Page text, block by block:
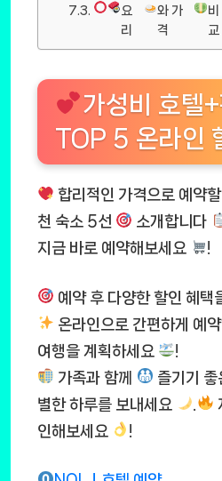
요
리
와 가
격
비
교
가성비 호텔
TOP 5 온라인
합리적인 가격으로 예약
천 숙소 5선
소개합니다
지금 바로 예약해보세요
!
예약 후 다양한 할인 혜택
온라인으로 간편하게 예
여행을 계획하세요
!
가족과 함께
즐기기 좋
별한 하루를 보내세요
인해보세요
!